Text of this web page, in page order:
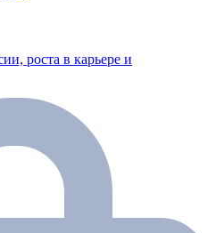
роста в карьере и